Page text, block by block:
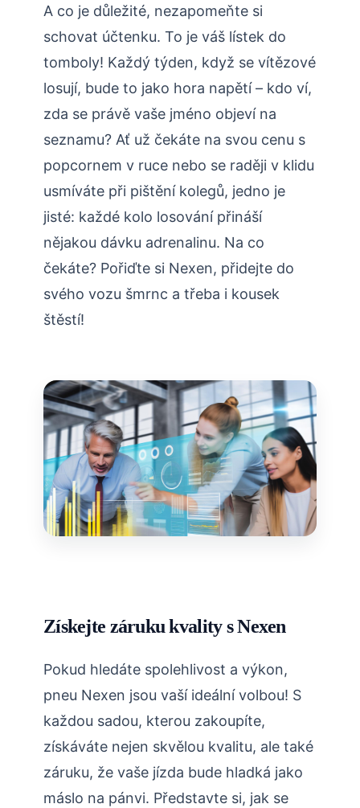
A co je důležité, nezapomeňte si
schovat účtenku. To je váš lístek do
tomboly! Každý týden, když se vítězové
losují, bude to jako hora napětí – kdo ví,
zda se právě vaše jméno objeví na
seznamu? Ať už čekáte na svou cenu s
popcornem v ruce nebo se raději v klidu
usmíváte při pištění kolegů, jedno je
jisté: každé kolo losování přináší
nějakou dávku adrenalinu. Na co
čekáte? Pořiďte si Nexen, přidejte do
svého vozu šmrnc a třeba i kousek
štěstí!
Získejte záruku kvality s Nexen
Pokud hledáte spolehlivost a výkon,
pneu Nexen jsou vaší ideální volbou! S
každou sadou, kterou zakoupíte,
získáváte nejen skvělou kvalitu, ale také
záruku, že vaše jízda bude hladká jako
máslo na pánvi. Představte si, jak se